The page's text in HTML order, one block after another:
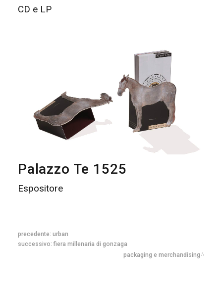
CD e LP
Palazzo Te 1525
Espositore
precedente: urban
successivo:fiera millenaria di gonzaga
packaging e merchandising